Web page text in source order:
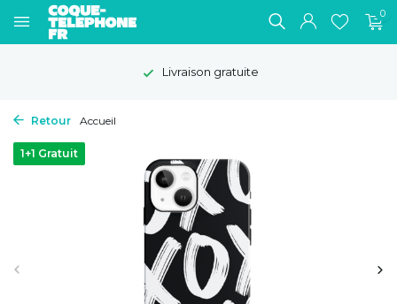
0
Livraison gratuite
Retour Accueil
1+1 Gratuit